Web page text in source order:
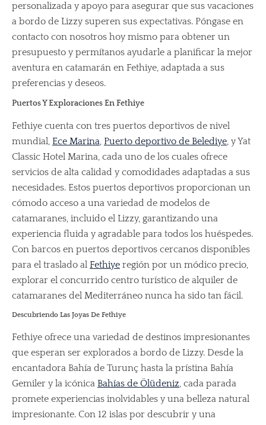
personalizada y apoyo para asegurar que sus vacaciones
a bordo de Lizzy superen sus expectativas. Póngase en
contacto con nosotros hoy mismo para obtener un
presupuesto y permítanos ayudarle a planificar la mejor
aventura en catamarán en Fethiye, adaptada a sus
preferencias y deseos.
Puertos Y Exploraciones En Fethiye
Fethiye cuenta con tres puertos deportivos de nivel
mundial, Ece Marina, Puerto deportivo de Belediye, y Yat
Classic Hotel Marina, cada uno de los cuales ofrece
servicios de alta calidad y comodidades adaptadas a sus
necesidades. Estos puertos deportivos proporcionan un
cómodo acceso a una variedad de modelos de
catamaranes, incluido el Lizzy, garantizando una
experiencia fluida y agradable para todos los huéspedes.
Con barcos en puertos deportivos cercanos disponibles
para el traslado al Fethiye región por un módico precio,
explorar el concurrido centro turístico de alquiler de
catamaranes del Mediterráneo nunca ha sido tan fácil.
Descubriendo Las Joyas De Fethiye
Fethiye ofrece una variedad de destinos impresionantes
que esperan ser explorados a bordo de Lizzy. Desde la
encantadora Bahía de Turunç hasta la prístina Bahía
Gemiler y la icónica Bahías de Ölüdeniz, cada parada
promete experiencias inolvidables y una belleza natural
impresionante. Con 12 islas por descubrir y una